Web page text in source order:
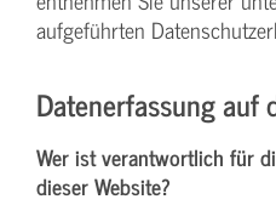
aufgeführten
Datenerfassung auf
Wer ist verantwortlich für
dieser Website?